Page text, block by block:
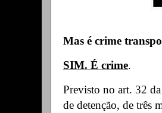
Mas é crime
SIM. É crime.
Previsto no art. 32
de detenção, de três